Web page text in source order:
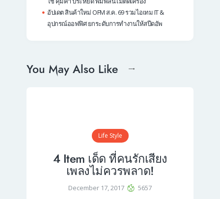
อัปเดต สินค้าใหม่ OFM ส.ค. 69 รวมไอเทม IT &
อุปกรณ์ออฟฟิศ ยกระดับการทำงานให้สปีดอัพ
You May Also Like
Life Style
4 Item เด็ด ที่คนรักเสียง
เพลงไม่ควรพลาด!
December 17, 2017 5657